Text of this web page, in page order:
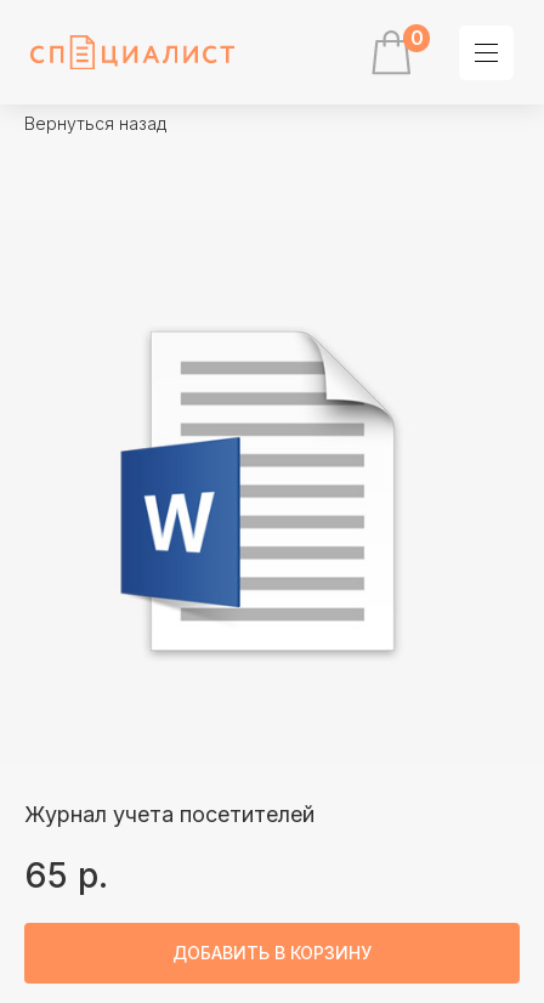
Вернуться назад
Журнал учета посетителей
65 р.
ДОБАВИТЬ В КОРЗИНУ